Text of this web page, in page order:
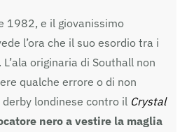
1982, e il giovanissimo
l’ora che il suo esordio tra i
originaria di Southall non
qualche errore o di non
derby londinese contro il Crystal
nero a vestire la maglia